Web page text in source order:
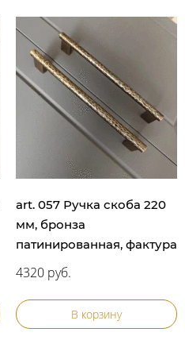
art. 057 Ручка скоба 220
мм, бронза
патинированная, фактура
4320 руб.
В корзину